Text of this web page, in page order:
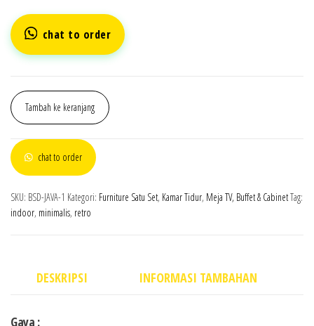
chat to order
Tambah ke keranjang
chat to order
SKU: BSD-JAVA-1 Kategori: Furniture Satu Set, Kamar Tidur, Meja TV, Buffet & CabinetTag:
indoor, minimalis, retro
DESKRIPSI INFORMASI TAMBAHAN
Gaya :